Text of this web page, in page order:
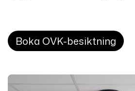
Boka OVK-besiktning